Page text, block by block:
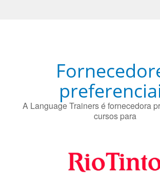
A Language Trainers é fornecedora